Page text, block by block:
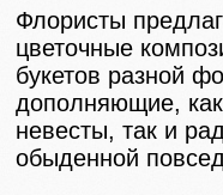
Флористы
цветочные
букетов разной
дополняющие,
невесты, так и
обыденной